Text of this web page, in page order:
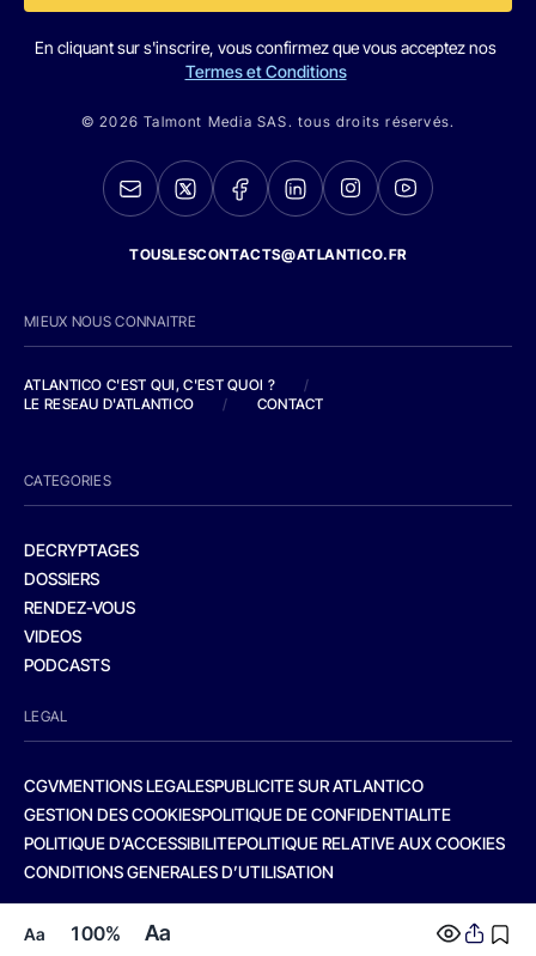
Aa 100% Aa
En cliquant sur s'inscrire, vous confirmez que vous acceptez nos
Termes et Conditions
© 2026 Talmont Media SAS. tous droits réservés.
TOUSLESCONTACTS@ATLANTICO.FR
MIEUX NOUS CONNAITRE
ATLANTICO C'EST QUI, C'EST QUOI ?
/
LE RESEAU D'ATLANTICO
/ CONTACT
CATEGORIES
DECRYPTAGES
DOSSIERS
RENDEZ-VOUS
VIDEOS
PODCASTS
LEGAL
CGVMENTIONS LEGALESPUBLICITE SUR ATLANTICO
GESTION DES COOKIESPOLITIQUE DE CONFIDENTIALITE
POLITIQUE D’ACCESSIBILITEPOLITIQUE RELATIVE AUX COOKIES
CONDITIONS GENERALES D’UTILISATION